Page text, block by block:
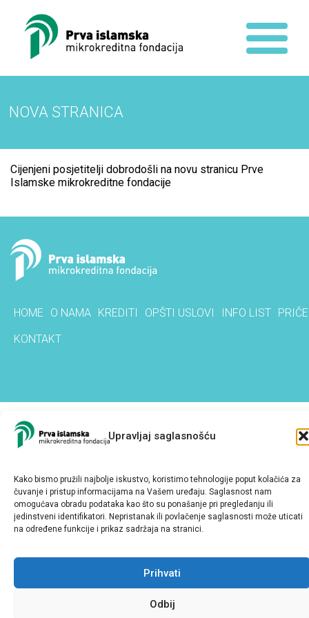
Upravljaj saglasnošću
Kako bismo pružili najbolje iskustvo, koristimo tehnologije poput kolačića za
čuvanje i pristup informacijama na Vašem uređaju. Saglasnost nam
omogućava obradu podataka kao što su ponašanje pri pregledanju ili
jedinstveni identifikatori. Nepristanak ili povlačenje saglasnosti može uticati
na određene funkcije i prikaz sadržaja na stranici.
Prihvati
Odbij
NOVA STRANICA
Cijenjeni posjetitelji dobrodošli na novu stranicu Prve
Islamske mikrokreditne fondacije
HOME O NAMA KREDITI OPŠTI USLOVI INFO LIST PRIČE
KONTAKT